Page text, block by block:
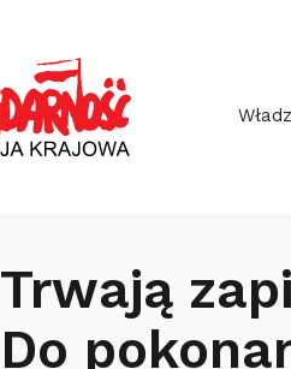
Trwają
Do